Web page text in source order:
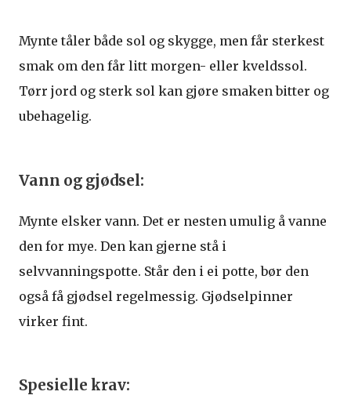
Mynte tåler både sol og skygge, men får sterkest
smak om den får litt morgen- eller kveldssol.
Tørr jord og sterk sol kan gjøre smaken bitter og
ubehagelig.
Vann og gjødsel:
Mynte elsker vann. Det er nesten umulig å vanne
den for mye. Den kan gjerne stå i
selvvanningspotte. Står den i ei potte, bør den
også få gjødsel regelmessig. Gjødselpinner
virker fint.
Spesielle krav: